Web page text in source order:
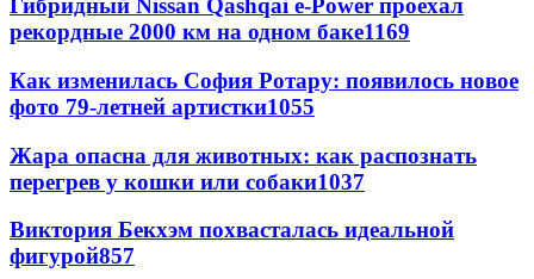
Гибридный Nissan Qashqai e-Power проехал
рекордные 2000 км на одном баке1169
Как изменилась София Ротару: появилось новое
фото 79-летней артистки1055
Жара опасна для животных: как распознать
перегрев у кошки или собаки1037
Виктория Бекхэм похвасталась идеальной
фигурой857